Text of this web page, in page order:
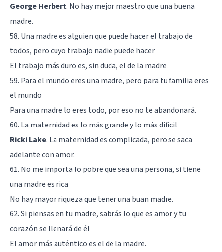
George Herbert. No hay mejor maestro que una buena
madre.
58. Una madre es alguien que puede hacer el trabajo de
todos, pero cuyo trabajo nadie puede hacer
El trabajo más duro es, sin duda, el de la madre.
59. Para el mundo eres una madre, pero para tu familia eres
el mundo
Para una madre lo eres todo, por eso no te abandonará.
60. La maternidad es lo más grande y lo más difícil
Ricki Lake. La maternidad es complicada, pero se saca
adelante con amor.
61. No me importa lo pobre que sea una persona, si tiene
una madre es rica
No hay mayor riqueza que tener una buan madre.
62. Si piensas en tu madre, sabrás lo que es amor y tu
corazón se llenará de él
El amor más auténtico es el de la madre.